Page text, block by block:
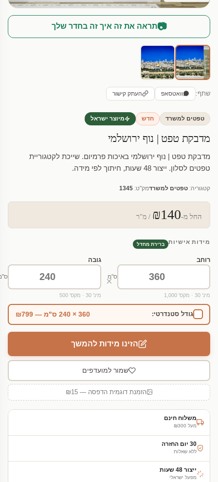
📷תראה את זה איך זה בחדר שלך
שתף: וואטסאפ העתק קישור
טפטים למשרד חדש מיוצר ישראל
מדבקת טפט | נוף ירושלמי
מדבקת טפט | נוף ירושלמי באיכות פרמיום. שייכת לקטגוריית
טפטים לסלון. ייצור 48 שעות, חיתוך לפי מידה.
קטגוריה: טפטים למשרדמק"ט: 1345
החל מ-₪140 / מ"ר
מידות אישיות ברירת מחדל
רוחב
ס"מ
מינ' 30 · מקס' 1,000
×
גובה
מינ' 30 · מקס' 500
גודל סטנדרטי: 360 × 240 ס"מ — ₪799
הזינו מידות להמשך
שמור למועדפים
הזמנת דוגמית הדפסה — ₪15
משלוח חינם
מעל ₪300
30 יום החזרה
ללא שאלות
ייצור 48 שעות
מפעל ישראלי